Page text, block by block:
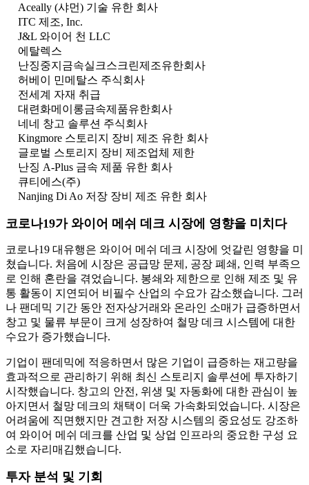
Aceally (샤먼) 기술 유한 회사
ITC 제조, Inc.
J&L 와이어 천 LLC
에탈렉스
난징중지금속실크스크린제조유한회사
허베이 민메탈스 주식회사
전세계 자재 취급
대련화메이롱금속제품유한회사
네네 창고 솔루션 주식회사
Kingmore 스토리지 장비 제조 유한 회사
글로벌 스토리지 장비 제조업체 제한
난징 A-Plus 금속 제품 유한 회사
큐티에스(주)
Nanjing Di Ao 저장 장비 제조 유한 회사
코로나19가 와이어 메쉬 데크 시장에 영향을 미치다
코로나19 대유행은 와이어 메쉬 데크 시장에 엇갈린 영향을 미
쳤습니다. 처음에 시장은 공급망 문제, 공장 폐쇄, 인력 부족으
로 인해 혼란을 겪었습니다. 봉쇄와 제한으로 인해 제조 및 유
통 활동이 지연되어 비필수 산업의 수요가 감소했습니다. 그러
나 팬데믹 기간 동안 전자상거래와 온라인 소매가 급증하면서
창고 및 물류 부문이 크게 성장하여 철망 데크 시스템에 대한
수요가 증가했습니다.
기업이 팬데믹에 적응하면서 많은 기업이 급증하는 재고량을
효과적으로 관리하기 위해 최신 스토리지 솔루션에 투자하기
시작했습니다. 창고의 안전, 위생 및 자동화에 대한 관심이 높
아지면서 철망 데크의 채택이 더욱 가속화되었습니다. 시장은
어려움에 직면했지만 견고한 저장 시스템의 중요성도 강조하
여 와이어 메쉬 데크를 산업 및 상업 인프라의 중요한 구성 요
소로 자리매김했습니다.
투자 분석 및 기회